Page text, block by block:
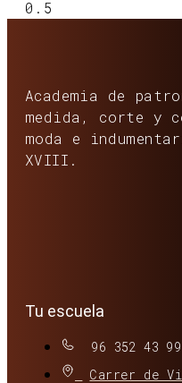
Academia de
medida, corte y
moda e
XVIII.
Tu escuela
96 352 43 99
Carrer de